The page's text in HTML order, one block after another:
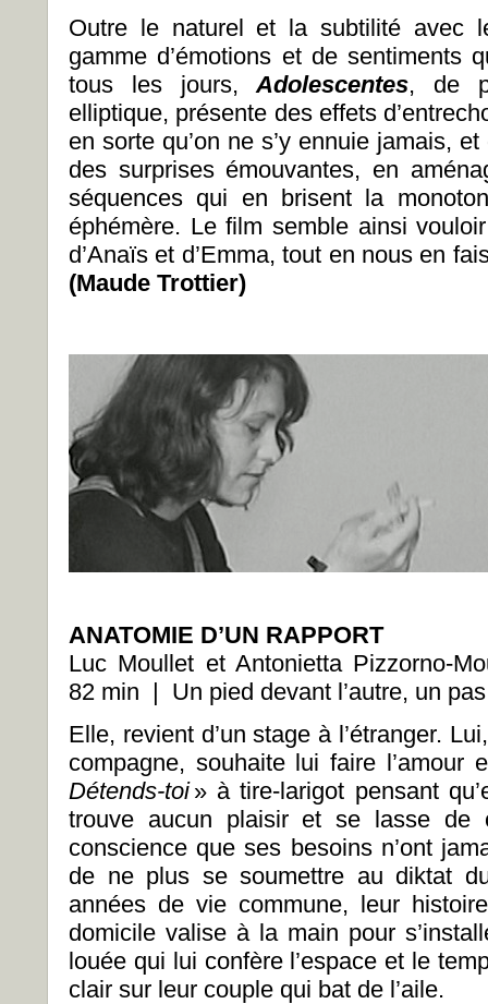
Outre le naturel et la subtilité avec
gamme d’émotions et de sentiments
tous les jours,Adolescentes, de
elliptique, présente des effets
en sorte qu’on ne s’y ennuie jamais,
des surprises émouvantes, en
séquences qui en brisent la
éphémère. Le film semble ainsi
d’Anaïs et d’Emma, tout en nous en
(Maude Trottier)
ANATOMIE D’UN RAPPORT
Luc Moullet et Antonietta
82 min | Un pied devant l’autre, un
Elle, revient d’un stage à l’étranger.
compagne, souhaite lui faire l’amour
Détends-toi» à tire-larigot pensant
trouve aucun plaisir et se lasse de
conscience que ses besoins n’ont
de ne plus se soumettre au diktat
années de vie commune, leur
domicile valise à la main pour
louée qui lui confère l’espace et le
clair sur leur couple qui bat de l’aile.